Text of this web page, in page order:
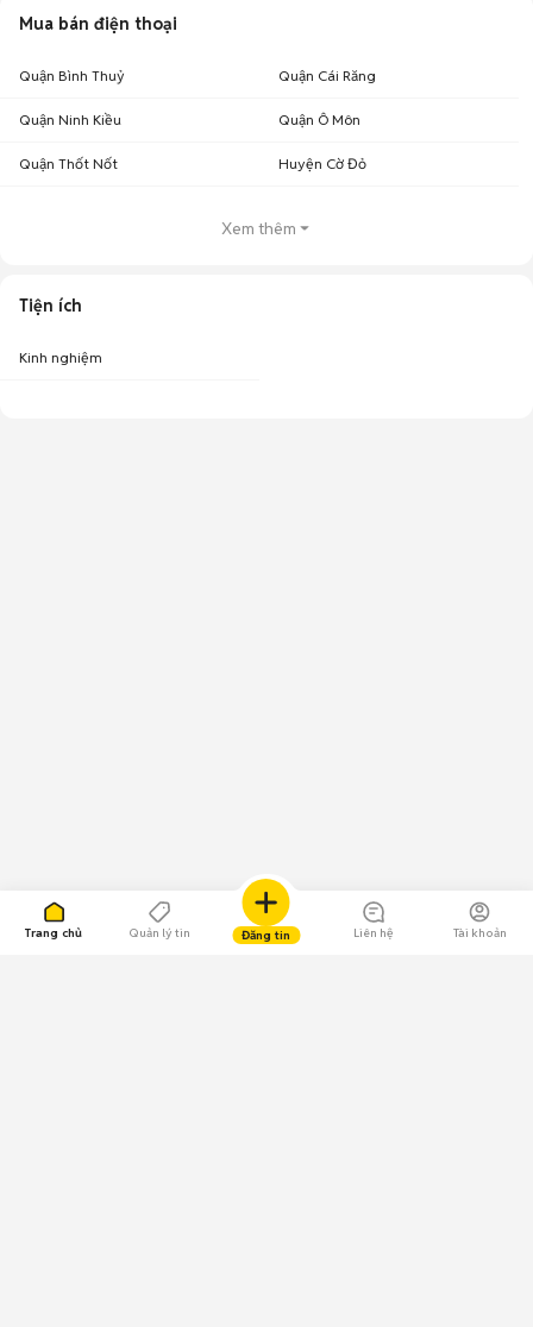
Trang chủ Quản lý tin Đăng tin Liên hệ Tài khoản
Mua bán điện thoại
Quận Bình Thuỷ Quận Cái Răng
Quận Ninh Kiều Quận Ô Môn
Quận Thốt Nốt Huyện Cờ Đỏ
Xem thêm
Tiện ích
Kinh nghiệm